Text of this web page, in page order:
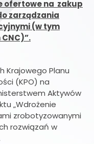
ofertowe na zakup
zarządzania
(w tym
Krajowego Planu
(KPO) na
Aktywów
„Wdrożenie
zrobotyzowanymi
rozwiązań w